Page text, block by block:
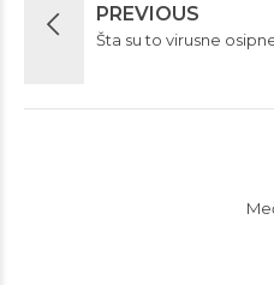
PREVIOUS
Šta su to virusne